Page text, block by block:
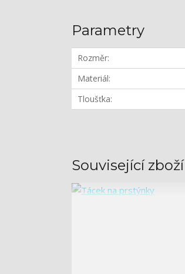
Parametry
Rozměr
Materiál
Tloušťka
Související zboží